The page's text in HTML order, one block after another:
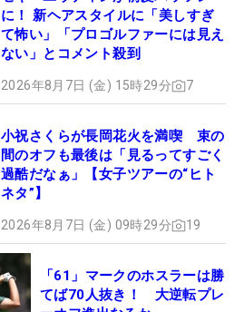
に！ 新ヘアスタイルに「美しすぎ
て怖い」「プロゴルファーには見え
ない」とコメント殺到
2026年8月7日 (金) 15時29分 7
小祝さくらが長岡花火を満喫 束の
間のオフも最後は「見るってすごく
過酷だなぁ」【女子ツアーの“ヒト
ネタ”】
2026年8月7日 (金) 09時29分 19
「61」マークのホスラーは勝
てば70人抜き！ 大逆転プレ